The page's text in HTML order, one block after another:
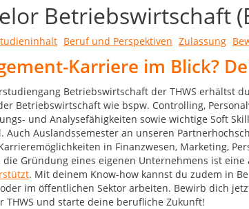
Betriebswirtschaft
Beruf und Perspektiven Zulassung
Karriere im Blick?
Betriebswirtschaft der THWS erhältst
Betriebswirtschaft wie bspw. Controlling,
und Analysefähigkeiten sowie wichtige Soft
Auch Auslandssemester an unseren
in Finanzwesen, Marketing,
die Gründung eines eigenen Unternehmens ist eine
. Mit deinem Know-how kannst du zudem in
im öffentlichen Sektor arbeiten. Bewirb dich
THWS und starte deine berufliche Zukunft!